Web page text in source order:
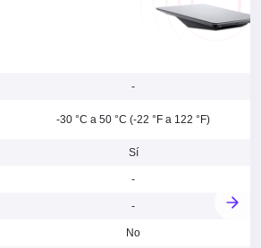
-
-30 °C a 50 °C (-22 °F a 122 °F)
Sí
-
-
No